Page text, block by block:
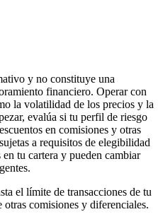
y no constituye una
financiero. Operar con
la volatilidad de los precios y la
evalúa si tu perfil de riesgo
en comisiones y otras
a requisitos de elegibilidad
tu cartera y pueden cambiar
el límite de transacciones de tu
comisiones y diferenciales.